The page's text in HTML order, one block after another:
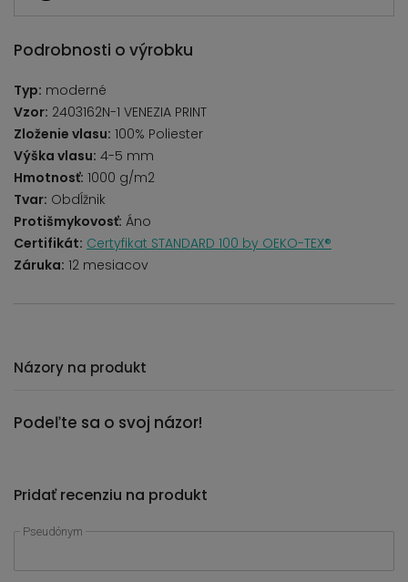
Podrobnosti o výrobku
Typ: moderné
Vzor: 2403162N-1 VENEZIA PRINT
Zloženie vlasu: 100% Poliester
Výška vlasu: 4-5 mm
Hmotnosť: 1000 g/m2
Tvar: Obdĺžnik
Protišmykovosť: Áno
Certifikát: Certyfikat STANDARD 100 by OEKO-TEX®
Záruka: 12 mesiacov
Názory na produkt
Podeľte sa o svoj názor!
Pridať recenziu na produkt
Pseudónym